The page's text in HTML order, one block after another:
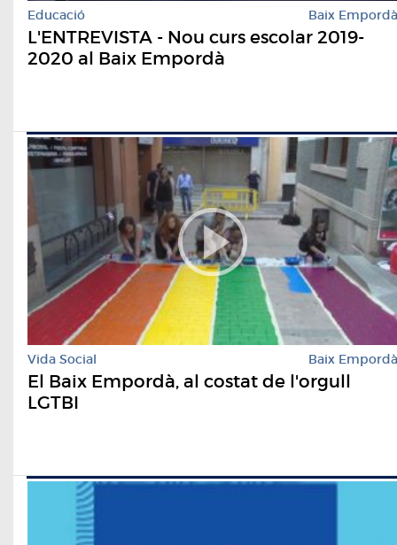
Educació Baix Empordà
L'ENTREVISTA - Nou curs escolar 2019-
2020 al Baix Empordà
Vida Social Baix Empordà
El Baix Empordà, al costat de l'orgull
LGTBI